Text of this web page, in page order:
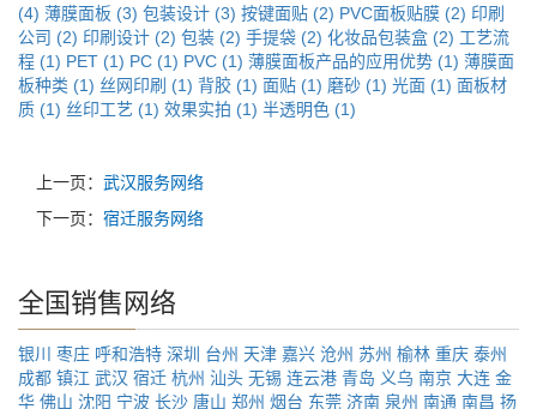
(4) 薄膜面板 (3) 包装设计 (3) 按键面贴 (2) PVC面板贴膜 (2) 印刷
公司 (2) 印刷设计 (2) 包装 (2) 手提袋 (2) 化妆品包装盒 (2) 工艺流
程 (1) PET (1) PC (1) PVC (1) 薄膜面板产品的应用优势 (1) 薄膜面
板种类 (1) 丝网印刷 (1) 背胶 (1) 面贴 (1) 磨砂 (1) 光面 (1) 面板材
质 (1) 丝印工艺 (1) 效果实拍 (1) 半透明色 (1)
上一页： 武汉服务网络
下一页： 宿迁服务网络
全国销售网络
银川 枣庄 呼和浩特 深圳 台州 天津 嘉兴 沧州 苏州 榆林 重庆 泰州
成都 镇江 武汉 宿迁 杭州 汕头 无锡 连云港 青岛 义乌 南京 大连 金
华 佛山 沈阳 宁波 长沙 唐山 郑州 烟台 东莞 济南 泉州 南通 南昌 扬